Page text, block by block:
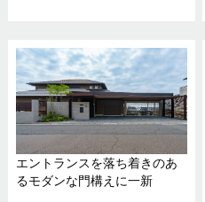
エントランスを落ち着きのあ
るモダンな門構えに一新